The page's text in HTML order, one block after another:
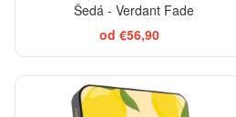
Šedá - Verdant Fade
od €56,90